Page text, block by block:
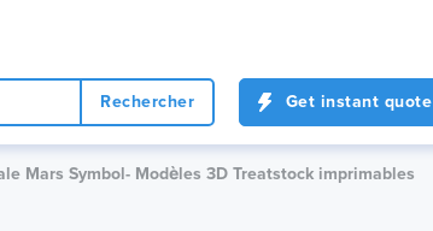
Rechercher Get instant quote
Mars Symbol- Modèles 3D Treatstock imprimables